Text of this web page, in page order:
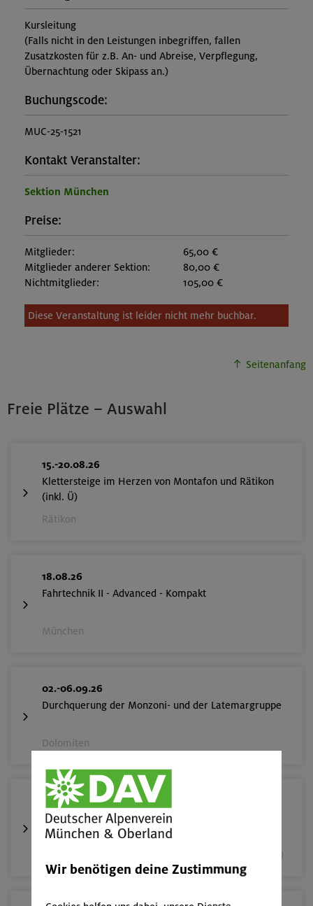
Kursleitung
(Falls nicht in den Leistungen inbegriffen, fallen
Zusatzkosten für z.B. An- und Abreise, Verpflegung,
Übernachtung oder Skipass an.)
Buchungscode:
MUC-25-1521
Kontakt Veranstalter:
Sektion München
Preise:
Mitglieder:
65,00 €
Mitglieder anderer Sektion:
80,00 €
Nichtmitglieder:
105,00 €
Diese Veranstaltung ist leider nicht mehr buchbar.
Seitenanfang
Freie Plätze – Auswahl
15.-20.08.26
Klettersteige im Herzen von Montafon und Rätikon
(inkl. Ü)
Rätikon
18.08.26
Fahrtechnik II - Advanced - Kompakt
München
02.-06.09.26
Durchquerung der Monzoni- und der Latemargruppe
Dolomiten
05.09.26
Fahrtechnik II - Advanced
München und Umgebung (inkl. bayer. Voralpenraum)
Wir benötigen deine Zustimmung